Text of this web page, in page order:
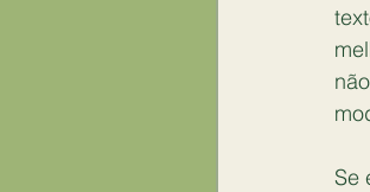
não
Se